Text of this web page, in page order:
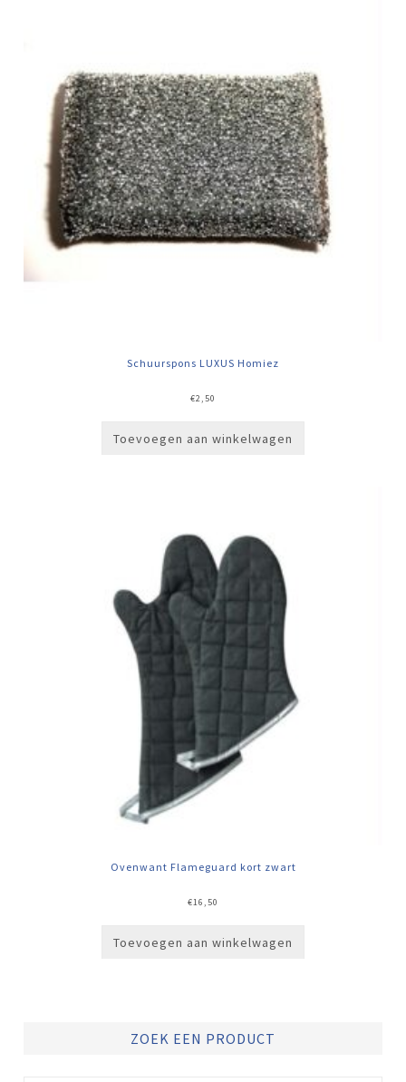
Schuurspons LUXUS Homiez
€2,50
Toevoegen aan winkelwagen
Ovenwant Flameguard kort zwart
€16,50
Toevoegen aan winkelwagen
ZOEK EEN PRODUCT